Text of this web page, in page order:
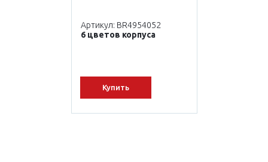
Артикул: BR4954052
6 цветов корпуса
Купить